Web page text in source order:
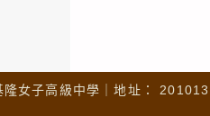
女子高級中學｜地址：